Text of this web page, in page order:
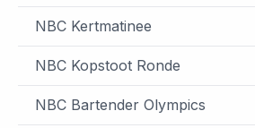
NBC Kertmatinee
NBC Kopstoot Ronde
NBC Bartender Olympics